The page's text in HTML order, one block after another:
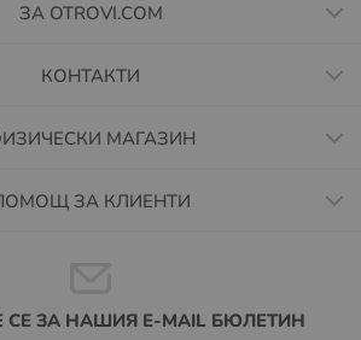
ЗА OTROVI.COM
КОНТАКТИ
МАГАЗИН
ЗА КЛИЕНТИ
СЕ ЗА НАШИЯ E-MAIL БЮЛЕТИН